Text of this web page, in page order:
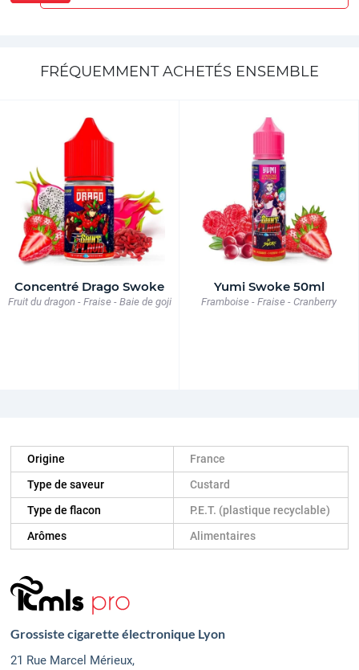
FRÉQUEMMENT ACHETÉS ENSEMBLE
Concentré Drago Swoke
Fruit du dragon - Fraise - Baie de goji
Yumi Swoke 50ml
Framboise - Fraise - Cranberry
Origine
France
Type de saveur
Custard
Type de flacon
P.E.T. (plastique recyclable)
Arômes
Alimentaires
Grossiste cigarette électronique Lyon
21 Rue Marcel Mérieux,